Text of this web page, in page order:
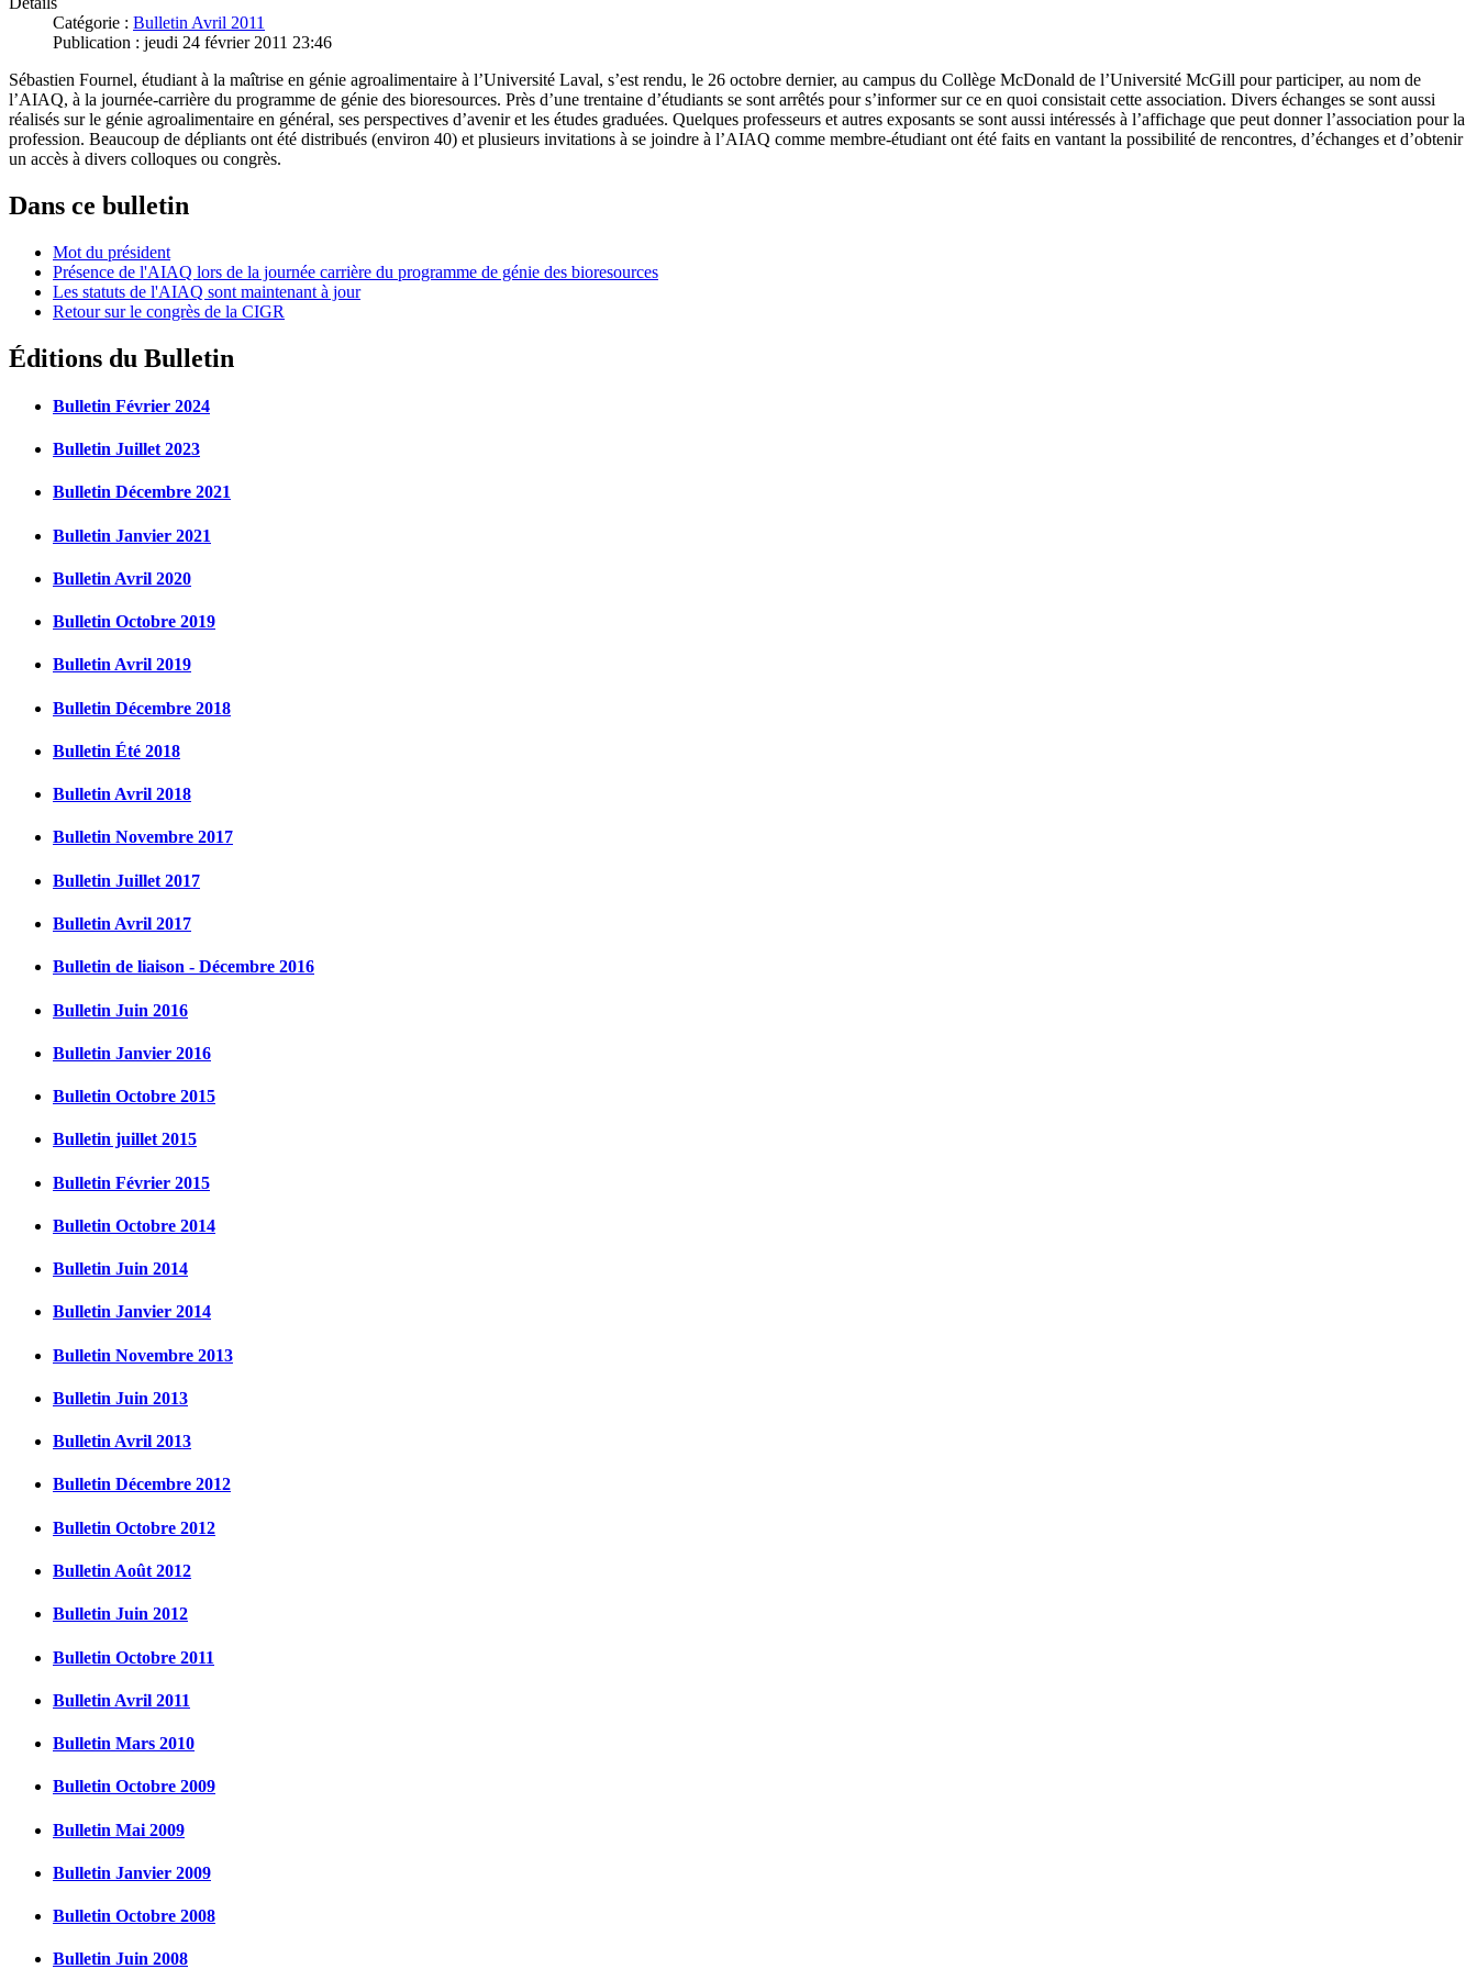
Catégorie : Bulletin Avril 2011
Publication : jeudi 24 février 2011 23:46
Sébastien Fournel, étudiant à la maîtrise en génie agroalimentaire à l’Université Laval, s’est rendu, le 26 octobre dernier, au campus du Collège McDonald de l’Université McGill pour participer, au nom de
l’AIAQ, à la journée-carrière du programme de génie des bioresources. Près d’une trentaine d’étudiants se sont arrêtés pour s’informer sur ce en quoi consistait cette association. Divers échanges se sont aussi
réalisés sur le génie agroalimentaire en général, ses perspectives d’avenir et les études graduées. Quelques professeurs et autres exposants se sont aussi intéressés à l’affichage que peut donner l’association pour la
profession. Beaucoup de dépliants ont été distribués (environ 40) et plusieurs invitations à se joindre à l’AIAQ comme membre-étudiant ont été faits en vantant la possibilité de rencontres, d’échanges et d’obtenir
un accès à divers colloques ou congrès.
Dans ce bulletin
Mot du président
Présence de l'AIAQ lors de la journée carrière du programme de génie des bioresources
Les statuts de l'AIAQ sont maintenant à jour
Retour sur le congrès de la CIGR
Éditions du Bulletin
Bulletin Février 2024
Bulletin Juillet 2023
Bulletin Décembre 2021
Bulletin Janvier 2021
Bulletin Avril 2020
Bulletin Octobre 2019
Bulletin Avril 2019
Bulletin Décembre 2018
Bulletin Été 2018
Bulletin Avril 2018
Bulletin Novembre 2017
Bulletin Juillet 2017
Bulletin Avril 2017
Bulletin de liaison - Décembre 2016
Bulletin Juin 2016
Bulletin Janvier 2016
Bulletin Octobre 2015
Bulletin juillet 2015
Bulletin Février 2015
Bulletin Octobre 2014
Bulletin Juin 2014
Bulletin Janvier 2014
Bulletin Novembre 2013
Bulletin Juin 2013
Bulletin Avril 2013
Bulletin Décembre 2012
Bulletin Octobre 2012
Bulletin Août 2012
Bulletin Juin 2012
Bulletin Octobre 2011
Bulletin Avril 2011
Bulletin Mars 2010
Bulletin Octobre 2009
Bulletin Mai 2009
Bulletin Janvier 2009
Bulletin Octobre 2008
Bulletin Juin 2008